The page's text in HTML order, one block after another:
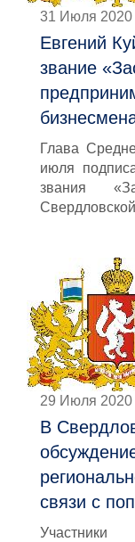
31 Июля 2020
Евгений
звание
Глава
июля
звания
29 Июля 2020
В
связи с
Участники